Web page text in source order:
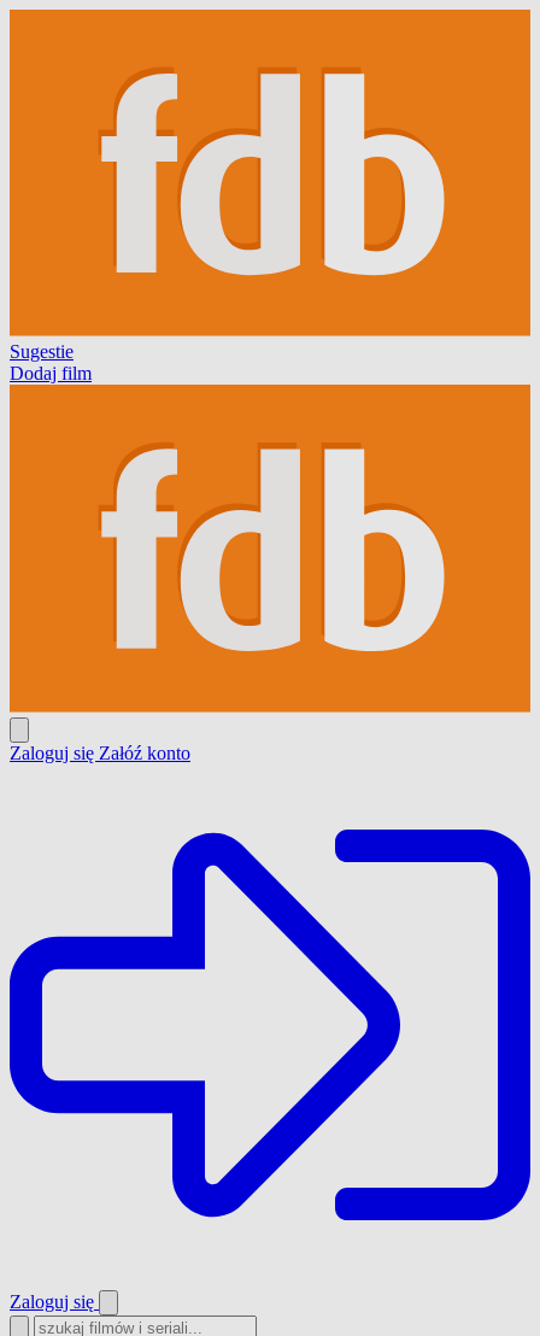
Sugestie
Dodaj film
Zaloguj się Załóź konto
Zaloguj się